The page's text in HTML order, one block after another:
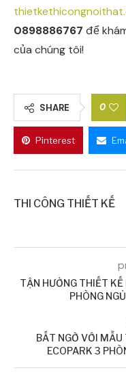
0898886767 để
của chúng tôi!
SHARE 0
Pinterest
THI CÔNG THIẾT KẾ
TẬN HƯỞNG THIẾT
PHÒNG
BẤT NGỜ VỚI
ECOPARK 3